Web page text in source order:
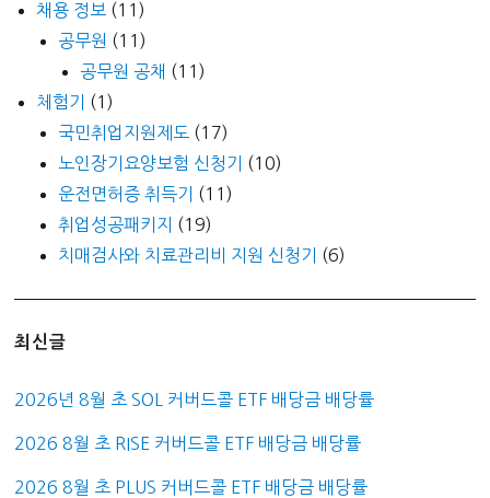
채용 정보 (11)
공무원 (11)
공무원 공채 (11)
체험기
(1)
국민취업지원제도 (17)
노인장기요양보험 신청기
(10)
운전면허증 취득기
(11)
취업성공패키지
(19)
치매검사와 치료관리비 지원 신청기
(6)
최신글
2026년 8월 초 SOL 커버드콜 ETF 배당금 배당률
2026 8월 초 RISE 커버드콜 ETF 배당금 배당률
2026 8월 초 PLUS 커버드콜 ETF 배당금 배당률